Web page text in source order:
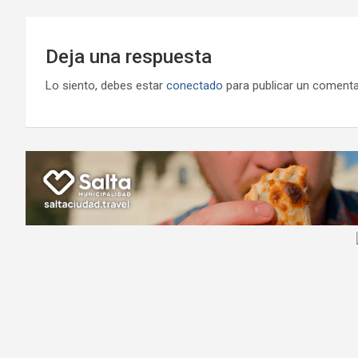
Deja una respuesta
Lo siento, debes estar conectado para publicar un